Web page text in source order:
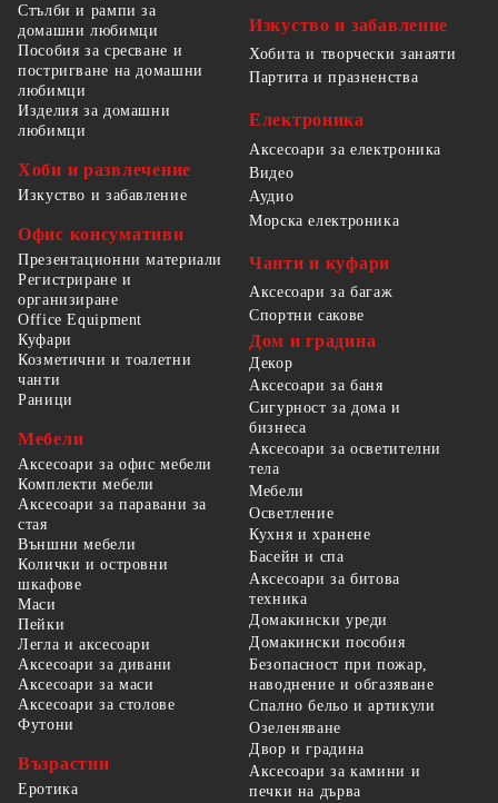
Стълби и рампи за
домашни любимци
Пособия за сресване и
постригване на домашни
любимци
Изделия за домашни
любимци
Хоби и развлечение
Изкуство и забавление
Офис консумативи
Презентационни материали
Регистриране и
организиране
Office Equipment
Изкуство и забавление
Хобита и творчески занаяти
Партита и празненства
Електроника
Аксесоари за електроника
Видео
Аудио
Морска електроника
Чанти и куфари
Аксесоари за багаж
Спортни сакове
Куфари
Козметични и тоалетни
чанти
Раници
Мебели
Аксесоари за офис мебели
Комплекти мебели
Аксесоари за паравани за
стая
Външни мебели
Колички и островни
шкафове
Маси
Пейки
Легла и аксесоари
Аксесоари за дивани
Аксесоари за маси
Аксесоари за столове
Футони
Възрастни
Еротика
Дом и градина
Декор
Аксесоари за баня
Сигурност за дома и
бизнеса
Аксесоари за осветителни
тела
Мебели
Осветление
Кухня и хранене
Басейн и спа
Аксесоари за битова
техника
Домакински уреди
Домакински пособия
Безопасност при пожар,
наводнение и обгазяване
Спално бельо и артикули
Озеленяване
Двор и градина
Аксесоари за камини и
печки на дърва